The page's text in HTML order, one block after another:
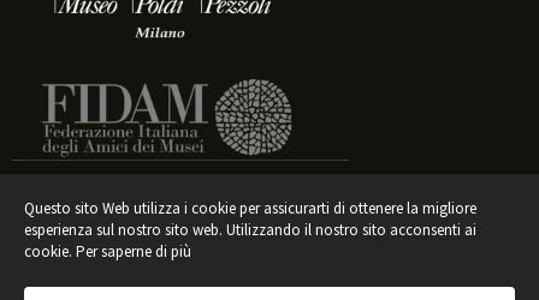
Questo sito Web utilizza i cookie per assicurarti di ottenere la migliore
esperienza sul nostro sito web. Utilizzando il nostro sito acconsenti ai
cookie. Per saperne di più
Informativa sul trattamento dei dati
ASSOCIAZIONE AMICI DEL MUSEO POLDI PEZZOLI